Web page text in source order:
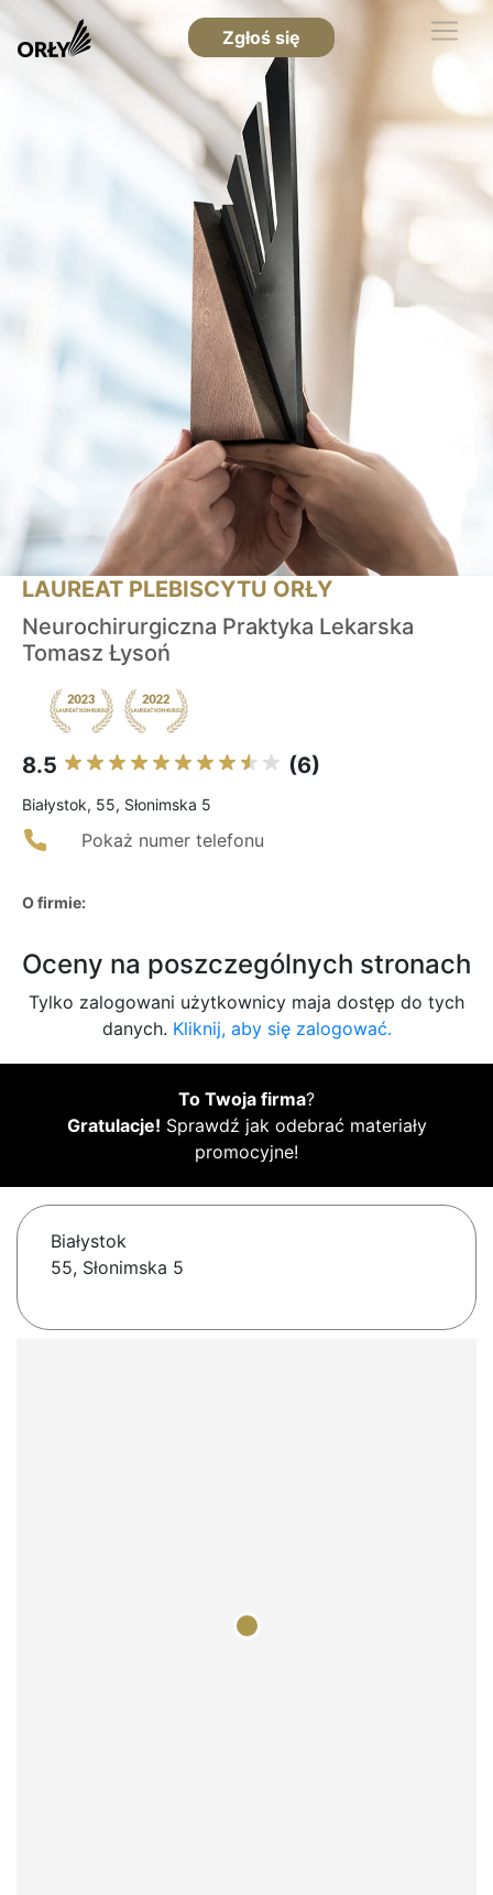
Zgłoś się
LAUREAT PLEBISCYTU ORŁY
Neurochirurgiczna Praktyka Lekarska
Tomasz Łysoń
8.5 (6)
Białystok, 55, Słonimska 5
Pokaż numer telefonu
O firmie:
Oceny na poszczególnych stronach
Tylko zalogowani użytkownicy maja dostęp do tych
danych. Kliknij, aby się zalogować.
To Twoja firma?
Gratulacje! Sprawdź jak odebrać materiały
promocyjne!
Białystok
55, Słonimska 5